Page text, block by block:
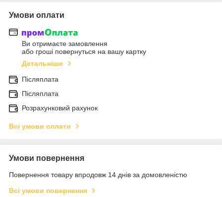
Умови оплати
Ви отримаєте замовлення
або гроші повернуться на вашу картку
Детальніше
Післяплата
Післяплата
Розрахунковий рахунок
Всі умови оплати
Умови повернення
Повернення товару впродовж 14 днів за домовленістю
Всі умови повернення